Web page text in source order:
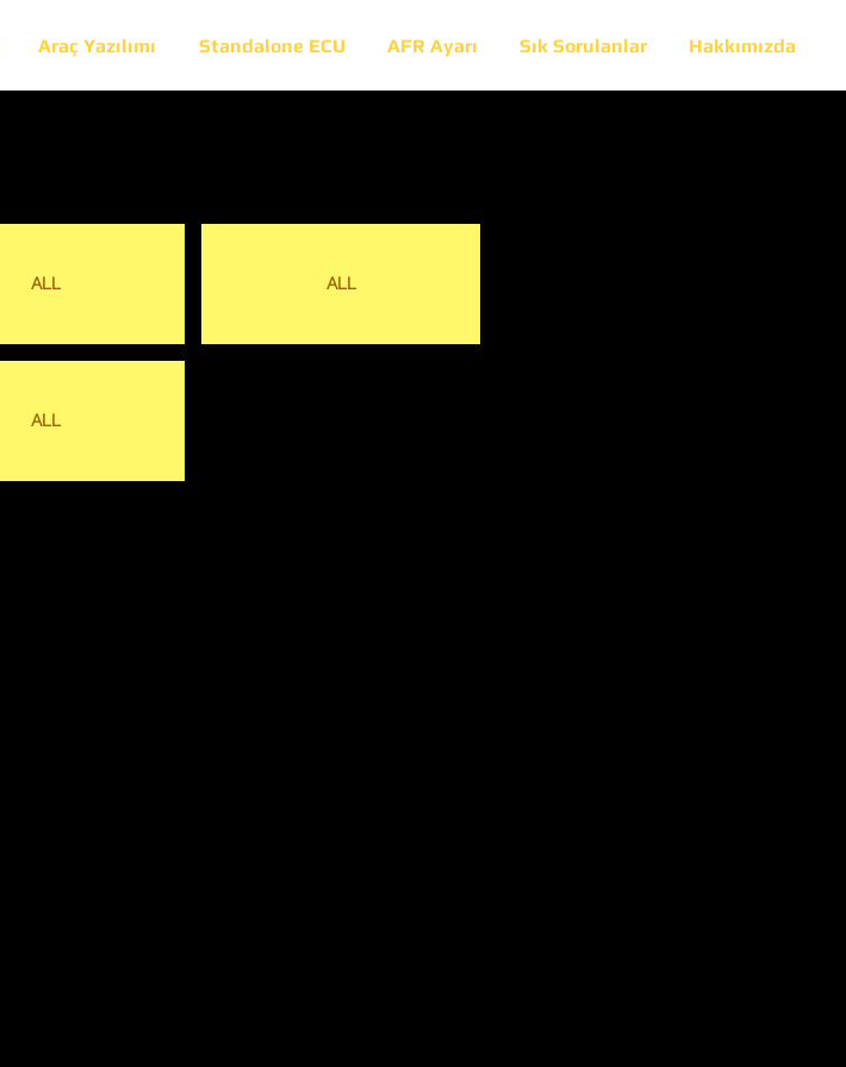
Araç Yazılımı Standalone ECU AFR Ayarı Sık Sorulanlar Hakkımızda
ALL ALL
ALL